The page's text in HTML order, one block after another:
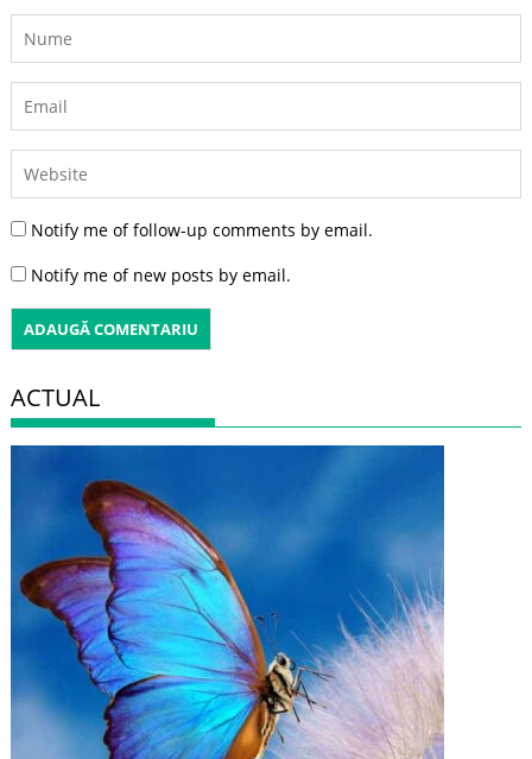
Notify me of follow-up comments by email.
Notify me of new posts by email.
ACTUAL